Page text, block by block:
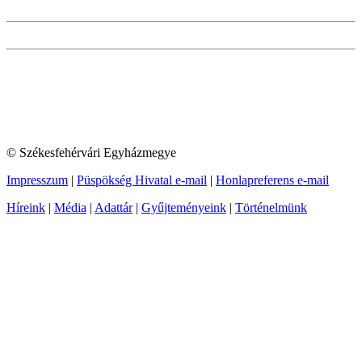
© Székesfehérvári Egyházmegye
Impresszum | Püspökség Hivatal e-mail | Honlapreferens e-mail
Híreink | Média | Adattár| Gyűjteményeink | Történelmünk